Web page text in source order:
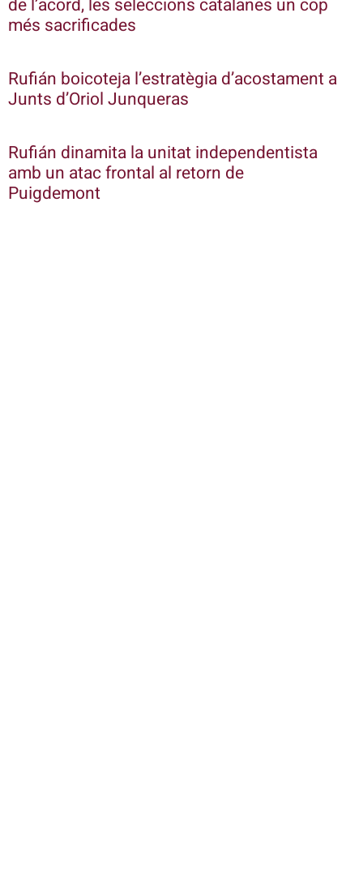
de l’acord, les seleccions catalanes un cop
més sacrificades
Rufián boicoteja l’estratègia d’acostament a
Junts d’Oriol Junqueras
Rufián dinamita la unitat independentista
amb un atac frontal al retorn de
Puigdemont